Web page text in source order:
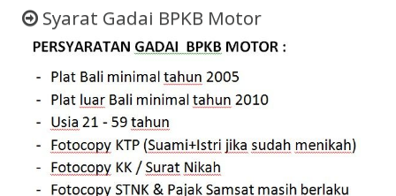
Syarat Gadai BPKB Motor